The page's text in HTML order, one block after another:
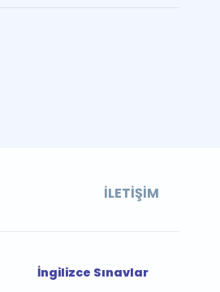
İLETIŞIM
İngilizce Sınavlar